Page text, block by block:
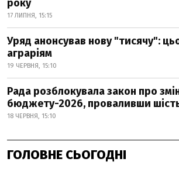
року
17 ЛИПНЯ, 15:15
Уряд анонсував нову "тисячу":
аграріям
19 ЧЕРВНЯ, 15:10
Рада розблокувала закон про
бюджету-2026, проваливши
18 ЧЕРВНЯ, 15:10
ГОЛОВНЕ СЬОГОДНІ